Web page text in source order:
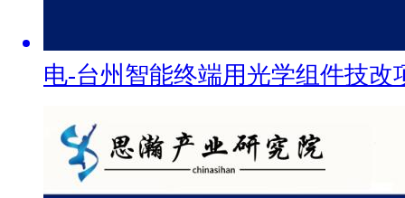
电-台州智能终端用光学组件技改